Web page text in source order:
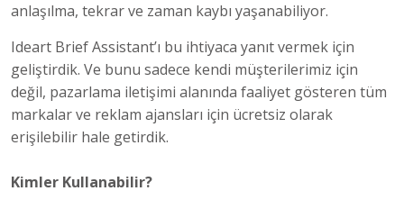
anlaşılma, tekrar ve zaman kaybı yaşanabiliyor.
Ideart Brief Assistant’ı bu ihtiyaca yanıt vermek için
geliştirdik. Ve bunu sadece kendi müşterilerimiz için
değil, pazarlama iletişimi alanında faaliyet gösteren tüm
markalar ve reklam ajansları için ücretsiz olarak
erişilebilir hale getirdik.
Kimler Kullanabilir?